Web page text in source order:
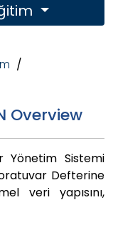
/
Overview
Yönetim Sistemi
Defterine
veri yapısını,